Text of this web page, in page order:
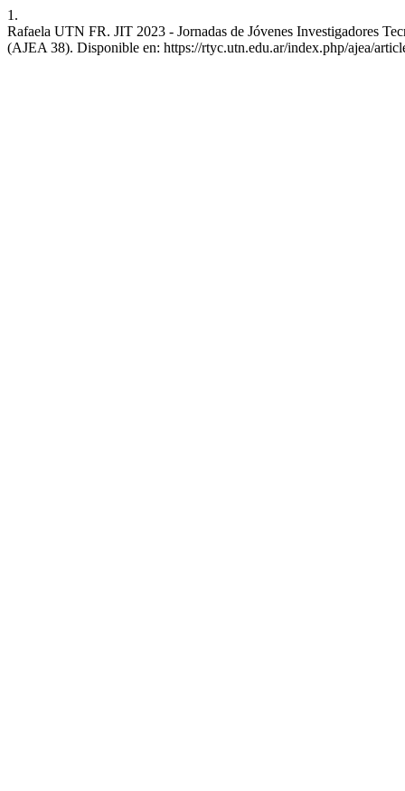
1.
Rafaela UTN FR. JIT 2023 - Jornadas de Jóvenes Investigadores
(AJEA 38). Disponible en: https://rtyc.utn.edu.ar/index.php/ajea/